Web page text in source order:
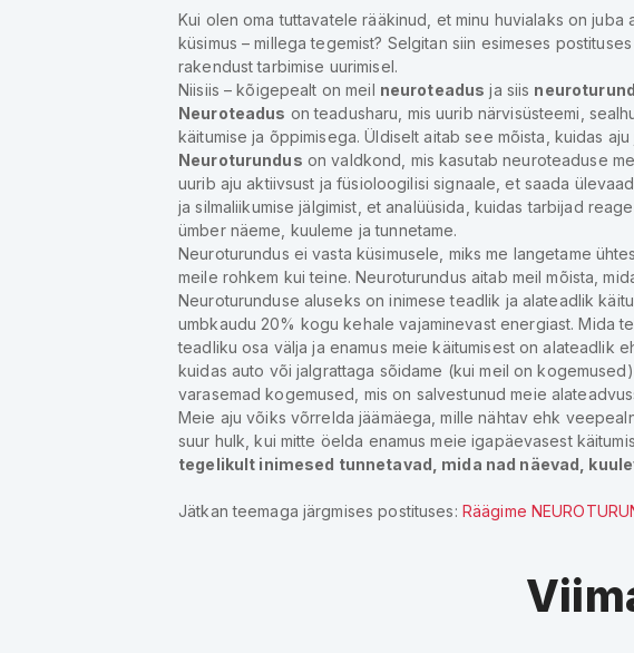
Kui olen oma tuttavatele rääkinud, et minu huvialaks on
küsimus – millega tegemist? Selgitan siin esimeses
rakendust tarbimise uurimisel.
Niisiis – kõigepealt on meil neuroteadus ja siis
Neuroteadus on teadusharu, mis uurib närvisüsteemi,
käitumise ja õppimisega. Üldiselt aitab see mõista, kuidas
Neuroturundus on valdkond, mis kasutab neuroteaduse
uurib aju aktiivsust ja füsioloogilisi signaale, et saada
ja silmaliikumise jälgimist, et analüüsida, kuidas tarbijad
ümber näeme, kuuleme ja tunnetame.
Neuroturundus ei vasta küsimusele, miks me langetame
meile rohkem kui teine. Neuroturundus aitab meil mõista,
Neuroturunduse aluseks on inimese teadlik ja alateadlik
umbkaudu 20% kogu kehale vajaminevast energiast. Mida
teadliku osa välja ja enamus meie käitumisest on alateadlik
kuidas auto või jalgrattaga sõidame (kui meil on
varasemad kogemused, mis on salvestunud meie
Meie aju võiks võrrelda jäämäega, mille nähtav ehk
suur hulk, kui mitte öelda enamus meie igapäevasest
tegelikult inimesed tunnetavad, mida nad näevad,
Jätkan teemaga järgmises postituses: Räägime